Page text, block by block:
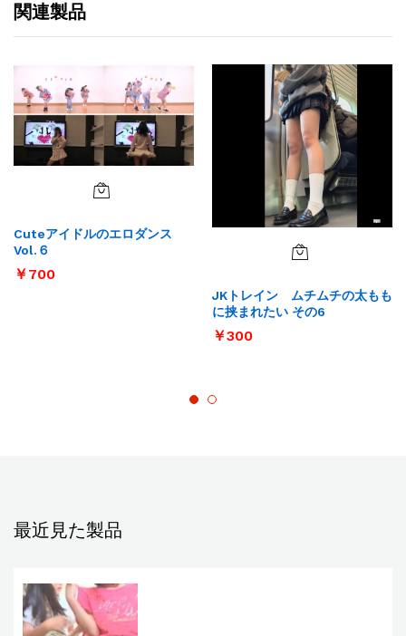
関連製品
Cuteアイドルのエロダンス
Vol.６
￥700
JKトレイン ムチムチの太もも
に挟まれたい その6
￥300
最近見た製品